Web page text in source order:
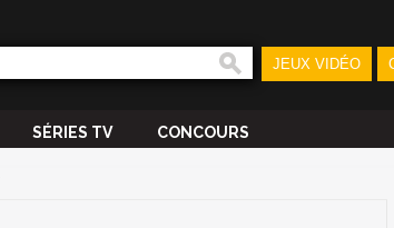
JEUX VIDÉO
SÉRIES TV CONCOURS